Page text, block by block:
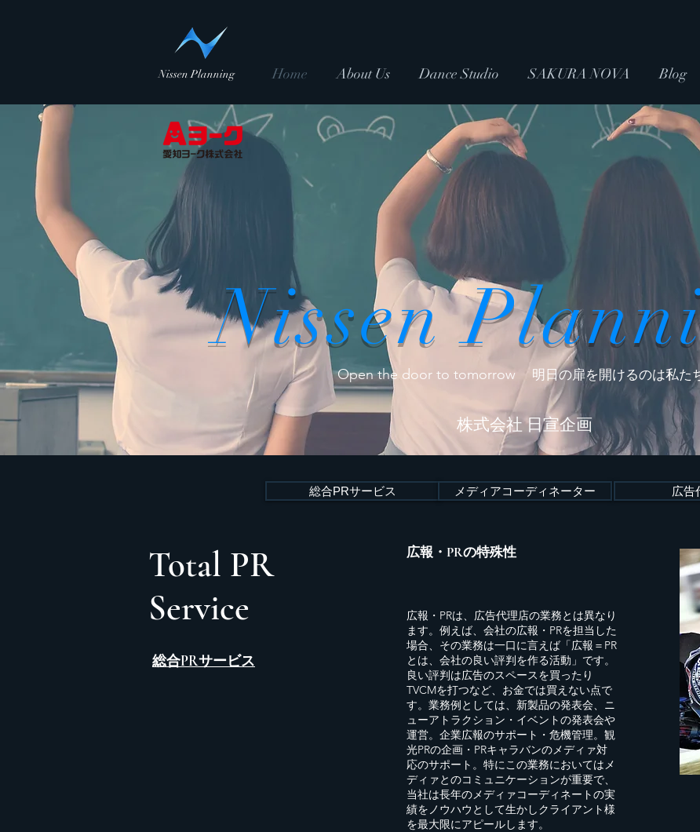
Nissen Planning Home About Us Dance Studio SAKURA NOVA Blog
Nissen
Open the door to tomorrow 明日の扉を開けるのは私た
株式会社 日宣企画
総合PRサービス メディアコーディネーター 広告
Total PR
​Service
総合PRサービス
広報・PRの特殊性
広報・PRは、広告代理店の業務とは異なり
ます。例えば、会社の広報・PRを担当した
場合、その業務は一口に言えば「広報＝PR
とは、会社の良い評判を作る活動」です。
良い評判は広告のスペースを買ったり
TVCMを打つなど、お金では買えない点で
す。業務例としては、新製品の発表会、ニ
ューアトラクション・イベントの発表会や
運営。企業広報のサポート・危機管理。観
光PRの企画・PRキャラバンのメディァ対
応のサポート。特にこの業務においてはメ
ディァとのコミュニケーションが重要で、
当社は長年のメディァコーディネートの実
績をノウハウとして生かしクライアント様
を最大限にアピールします。